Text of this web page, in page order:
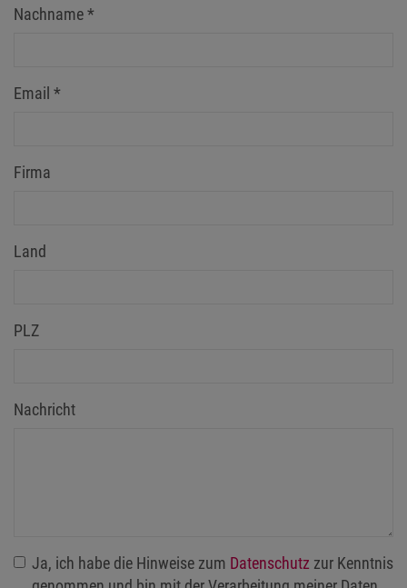
Nachname*
Email *
Firma
Land
PLZ
Nachricht
Ja, ich habe die Hinweise zum Datenschutz zur Kenntnis